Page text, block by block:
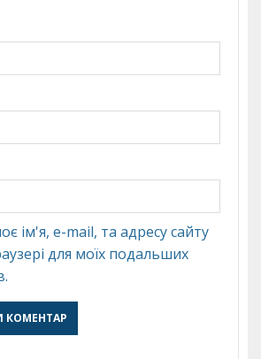
ім'я, e-mail, та адресу сайту
для моїх подальших